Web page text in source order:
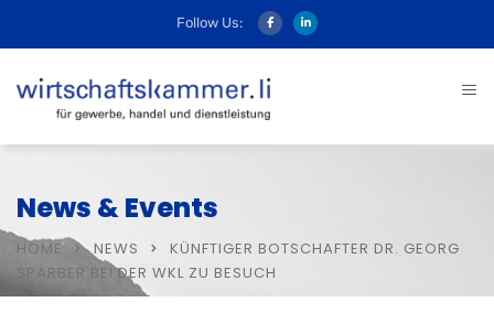
Follow Us:
News & Events
HOME NEWS
KÜNFTIGER BOTSCHAFTER DR. GEORG
SPARBER BEI DER WKL ZU BESUCH